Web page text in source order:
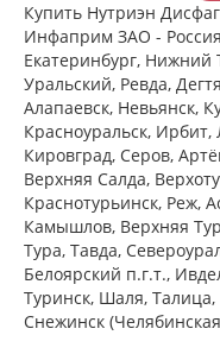
Купить Нутриэн
Инфаприм ЗАО - Россия
Екатеринбург, Нижний
Уральский, Ревда,
Алапаевск, Невьянск,
Красноуральск,
Кировград, Серов,
Верхняя Салда,
Краснотурьинск, Реж,
Камышлов, Верхняя
Тура, Тавда,
Белоярский п.г.т.,
Туринск, Шаля,
Снежинск